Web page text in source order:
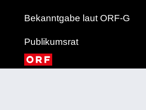
Bekanntgabe laut ORF-G
Publikumsrat